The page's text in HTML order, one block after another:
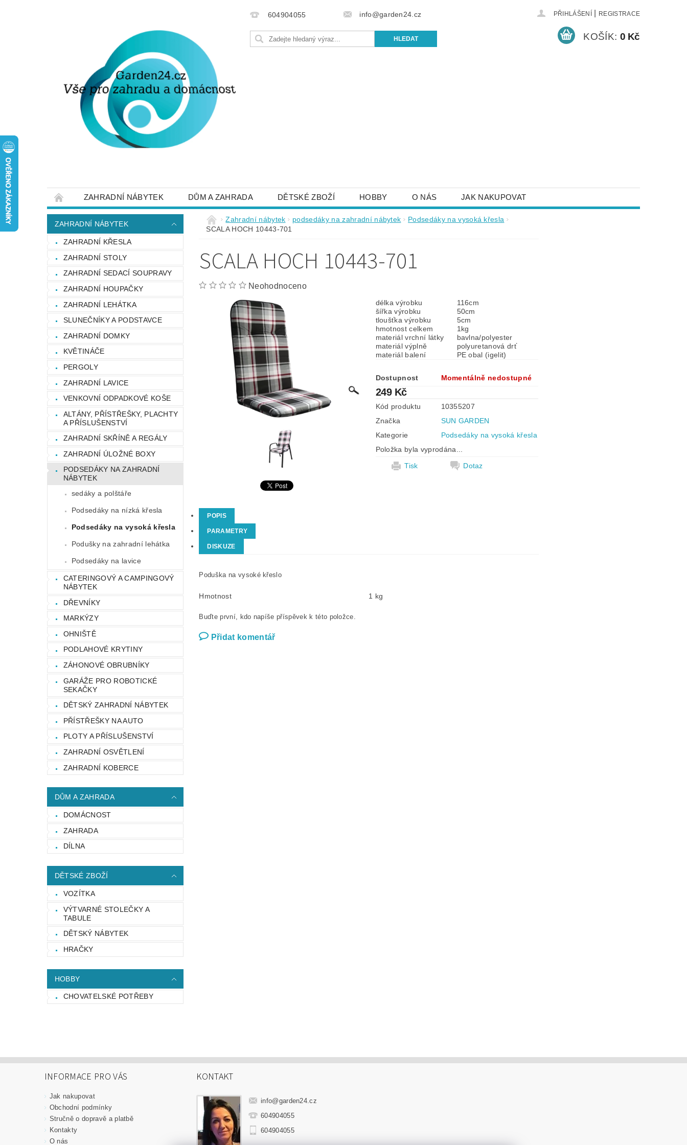
604904055 info@garden24.cz PŘIHLÁŠENÍ REGISTRACE
KOŠÍK: 0 Kč
ZAHRADNÍ NÁBYTEK DŮM A ZAHRADA DĚTSKÉ ZBOŽÍ HOBBY O NÁS JAK NAKUPOVAT
STRUČNĚ O DOPRAVĚ A PLATBĚ NAPIŠTE NÁM OBCHODNÍ PODMÍNKY KONTAKTY NEJČASTĚJŠÍ DOTAZY
OCHRANA OSOBNÍCH ÚDAJŮ
ZAHRADNÍ NÁBYTEK
ZAHRADNÍ KŘESLA
ZAHRADNÍ STOLY
ZAHRADNÍ SEDACÍ SOUPRAVY
ZAHRADNÍ HOUPAČKY
ZAHRADNÍ LEHÁTKA
SLUNEČNÍKY A PODSTAVCE
ZAHRADNÍ DOMKY
KVĚTINÁČE
PERGOLY
ZAHRADNÍ LAVICE
VENKOVNÍ ODPADKOVÉ KOŠE
ALTÁNY, PŘÍSTŘEŠKY, PLACHTY
A PŘÍSLUŠENSTVÍ
ZAHRADNÍ SKŘÍNĚ A REGÁLY
ZAHRADNÍ ÚLOŽNÉ BOXY
PODSEDÁKY NA ZAHRADNÍ
NÁBYTEK
sedáky a polštáře
Podsedáky na nízká křesla
Podsedáky na vysoká křesla
Podušky na zahradní lehátka
Podsedáky na lavice
CATERINGOVÝ A CAMPINGOVÝ
NÁBYTEK
DŘEVNÍKY
MARKÝZY
OHNIŠTĚ
PODLAHOVÉ KRYTINY
ZÁHONOVÉ OBRUBNÍKY
GARÁŽE PRO ROBOTICKÉ
SEKAČKY
DĚTSKÝ ZAHRADNÍ NÁBYTEK
PŘÍSTŘEŠKY NA AUTO
PLOTY A PŘÍSLUŠENSTVÍ
ZAHRADNÍ OSVĚTLENÍ
ZAHRADNÍ KOBERCE
DŮM A ZAHRADA
DOMÁCNOST
ZAHRADA
DÍLNA
DĚTSKÉ ZBOŽÍ
VOZÍTKA
VÝTVARNÉ STOLEČKY A
TABULE
DĚTSKÝ NÁBYTEK
HRAČKY
HOBBY
CHOVATELSKÉ POTŘEBY
Zahradní nábytek podsedáky na zahradní nábytek
Podsedáky na vysoká křesla
SCALA HOCH 10443-701
SCALA HOCH 10443-701
Neohodnoceno
délka výrobku
116cm
šířka výrobku
50cm
tloušťka výrobku
5cm
hmotnost celkem
1kg
materiál vrchní látky
bavlna/polyester
materiál výplně
polyuretanová drť
materiál balení
PE obal (igelit)
Dostupnost Momentálně nedostupné
249 Kč
Kód produktu
10355207
Značka
SUN GARDEN
Kategorie
Podsedáky na vysoká křesla
Položka byla vyprodána...
Tisk
Dotaz
POPIS
PARAMETRY
DISKUZE
Poduška na vysoké křeslo
Hmotnost 1 kg
Buďte první, kdo napíše příspěvek k této položce.
Přidat komentář
INFORMACE PRO VÁS
Jak nakupovat
Obchodní podmínky
Stručně o dopravě a platbě
Kontakty
O nás
KONTAKT
info@garden24.cz
604904055
604904055